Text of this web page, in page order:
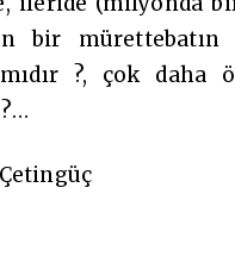
bir mürettebatın
?, çok daha